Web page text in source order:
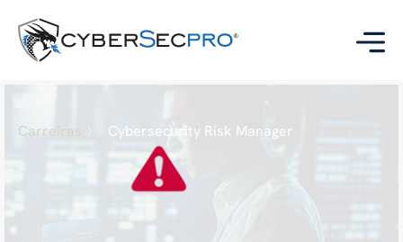
Carreiras Cybersecurity Risk Manager